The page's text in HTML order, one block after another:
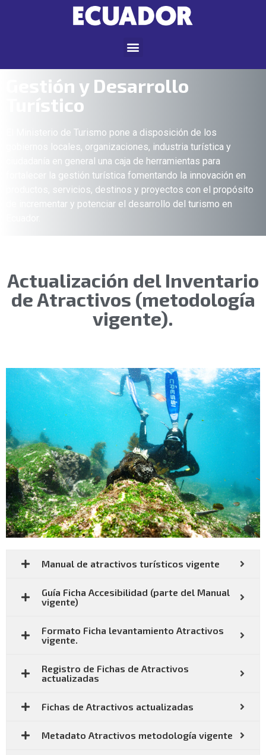
Gestión y Desarrollo
Turístico
El Ministerio de Turismo pone a disposición de los
gobiernos locales, organizaciones, industria turística y
ciudadanía en general una caja de herramientas para
fortalecer la gestión turística fomentando la innovación en
productos, servicios, destinos y proyectos con el propósito
de incrementar y potenciar el desarrollo del turismo en
Actualización del Inventario
de Atractivos (metodología
vigente).
Manual de atractivos turísticos vigente
Guía Ficha Accesibilidad (parte del Manual
vigente)
Formato Ficha levantamiento Atractivos
vigente.
Registro de Fichas de Atractivos
actualizadas
Fichas de Atractivos actualizadas
Metadato Atractivos metodología vigente